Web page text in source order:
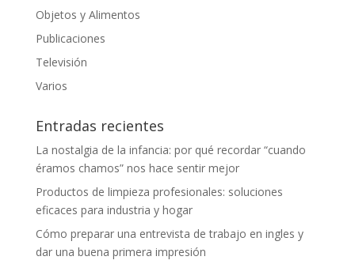
Objetos y Alimentos
Publicaciones
Televisión
Varios
Entradas recientes
La nostalgia de la infancia: por qué recordar “cuando
éramos chamos” nos hace sentir mejor
Productos de limpieza profesionales: soluciones
eficaces para industria y hogar
Cómo preparar una entrevista de trabajo en ingles y
dar una buena primera impresión